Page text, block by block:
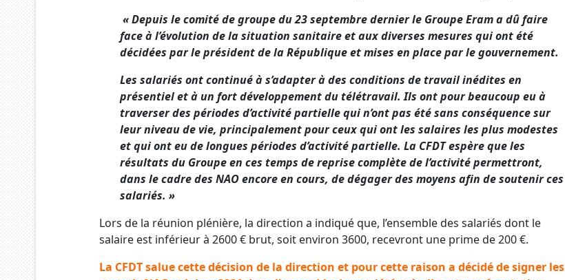
« Depuis le comité de groupe du 23 septembre dernier le Groupe Eram a dû faire
face à l’évolution de la situation sanitaire et aux diverses mesures qui ont été
décidées par le président de la République et mises en place par le gouvernement.
Les salariés ont continué à s’adapter à des conditions de travail inédites en
présentiel et à un fort développement du télétravail. Ils ont pour beaucoup eu à
traverser des périodes d’activité partielle qui n’ont pas été sans conséquence sur
leur niveau de vie, principalement pour ceux qui ont les salaires les plus modestes
et qui ont eu de longues périodes d’activité partielle. La CFDT espère que les
résultats du Groupe en ces temps de reprise complète de l’activité permettront,
dans le cadre des NAO encore en cours, de dégager des moyens afin de soutenir ces
salariés. »
Lors de la réunion plénière, la direction a indiqué que, l’ensemble des salariés dont le
salaire est inférieur à 2600 € brut, soit environ 3600, recevront une prime de 200 €.
La CFDT salue cette décision de la direction et pour cette raison a décidé de signer les